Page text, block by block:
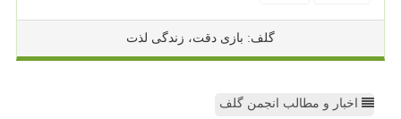
گلف: بازی دقت، زندگی لذت
اخبار و مطالب انجمن گلف